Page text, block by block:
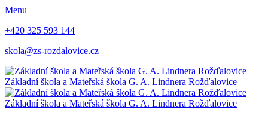
Menu
+420 325 593 144
skola@zs-rozdalovice.cz
Základní škola a Mateřská škola G. A. Lindnera Rožďalovice
Základní škola a Mateřská škola G. A. Lindnera Rožďalovice